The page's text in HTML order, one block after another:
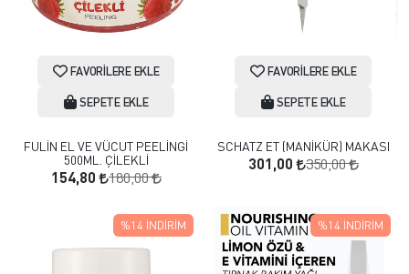
FAVORILERE EKLE
SEPETE EKLE
FULİN EL VE VÜCUT PEELİNGİ
500ML. ÇİLEKLİ
154,80 180,00
FAVORILERE EKLE
SEPETE EKLE
SCHATZ ET (MANİKÜR) MAKASI
301,00 350,00
%14 İNDIRIM %14 İNDIRIM